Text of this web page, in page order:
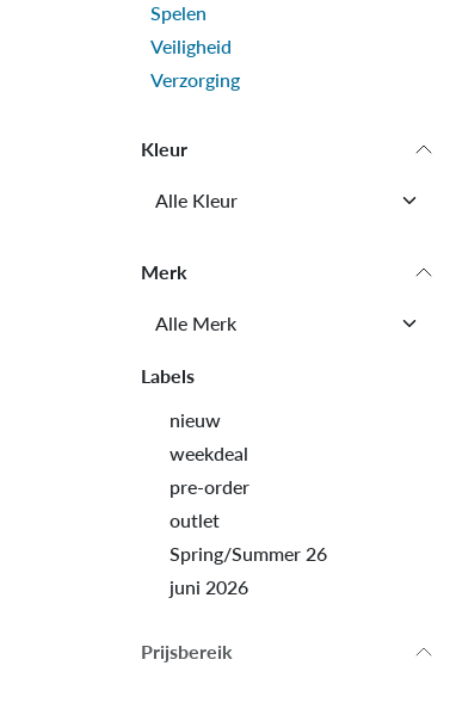
Spelen
Veiligheid
Verzorging
Kleur
Merk
Labels
nieuw
weekdeal
pre-order
outlet
Spring/Summer 26
juni 2026
Prijsbereik